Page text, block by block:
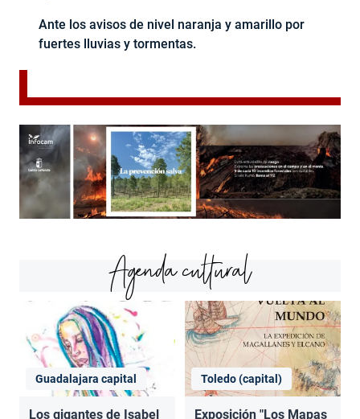
Ante los avisos de nivel naranja y amarillo por
fuertes lluvias y tormentas.
Agenda cultural
Guadalajara capital
Los gigantes de Isabel
Toledo (capital)
Exposición "Los Mapas